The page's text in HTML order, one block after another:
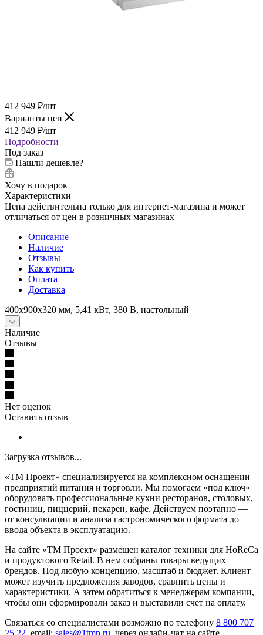
412 949 ₽/шт
Варианты цен
412 949 ₽/шт
Подробности
Под заказ
Нашли дешевле?
Хочу в подарок
Характеристики
Цена действительна только для интернет-магазина и может
отличаться от цен в розничных магазинах
Описание
Наличие
Отзывы
Как купить
Оплата
Доставка
400х900х320 мм, 5,41 кВт, 380 В, настольный
Наличие
Отзывы
Нет оценок
Оставить отзыв
Загрузка отзывов...
«ТМ Проект» специализируется на комплексном оснащении
предприятий питания и торговли. Мы помогаем «под ключ»
оборудовать профессиональные кухни ресторанов, столовых,
гостиниц, пиццерий, пекарен, кафе. Действуем поэтапно —
от консультации и анализа гастрономического формата до
ввода объекта в эксплуатацию.
На сайте «ТМ Проект» размещен каталог техники для HoReCa
и продуктового Retail. В нем собраны товары ведущих
брендов. Под любую концепцию, масштаб и бюджет. Клиент
может изучить предложения заводов, сравнить цены и
характеристики. А затем обратиться к менеджерам компании,
чтобы они сформировали заказ и выставили счет на оплату.
Связаться со специалистами возможно по телефону 8 800 707
25 22, email: sales@1tmp.ru, через онлайн-чат на сайте.